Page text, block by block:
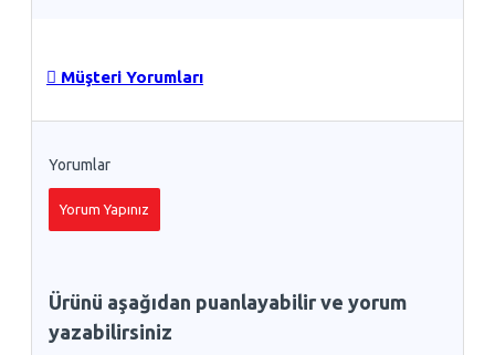
Müşteri Yorumları
Yorumlar
Yorum Yapınız
Ürünü aşağıdan puanlayabilir ve yorum
yazabilirsiniz